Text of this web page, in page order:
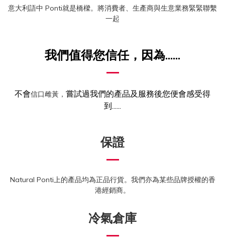
意大利語中 Ponti就是橋樑。將消費者、生產商與生意業務緊緊聯繫
一起
我們值得您信任，因為......
不會信口雌黃， 嘗試過我們的產品及服務後您便會感受得
到......
保證
Natural Ponti上的產品均為正品行貨。我們亦為某些品牌授權的香
港經銷商。
冷氣倉庫